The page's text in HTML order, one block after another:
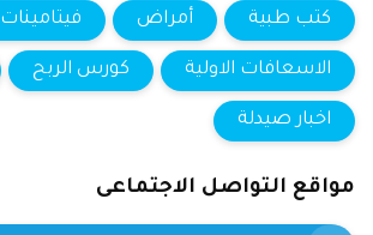
كتب طبية أمراض فيتامينات
الاسعافات الاولية كورس الربح
اخبار صيدلة
مواقع التواصل الاجتماعى